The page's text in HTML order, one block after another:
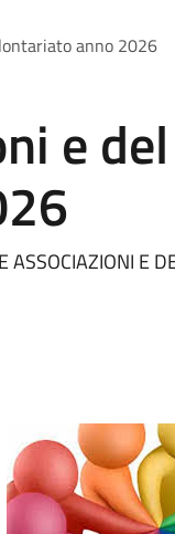
anno 2026
e del
ASSOCIAZIONI E